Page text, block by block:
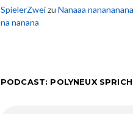
SpielerZweizu Nanaaa
na nanana
PODCAST: POLYNEUX